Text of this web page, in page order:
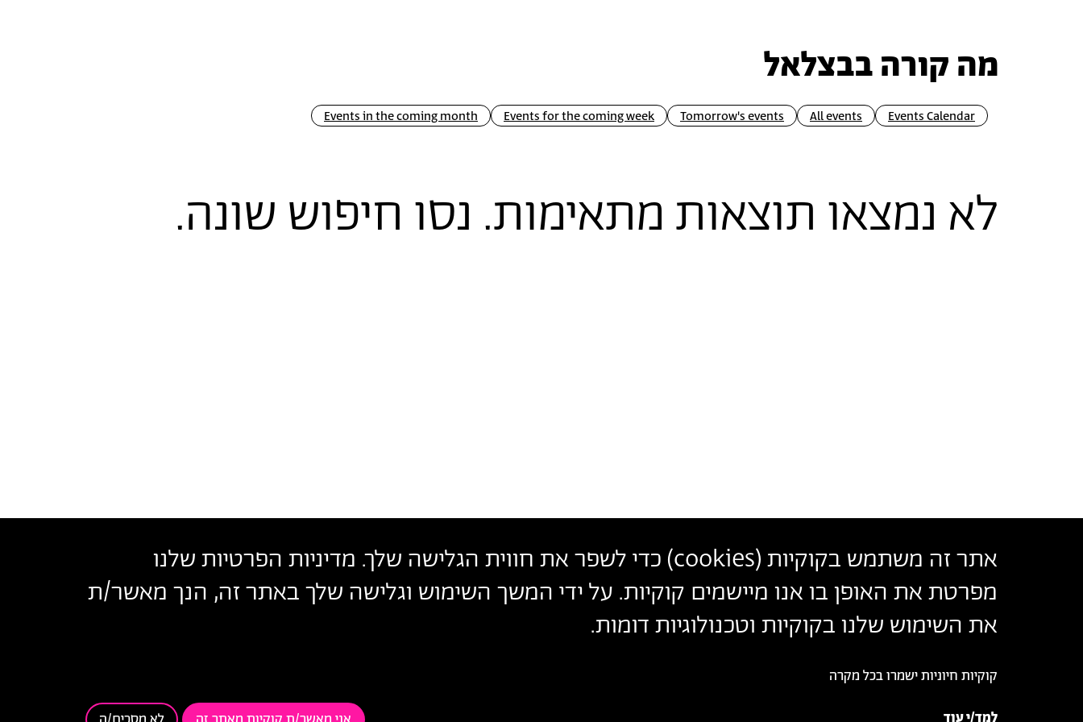
אתר זה משתמש בקוקיות (cookies) כדי לשפר את חווית הגלישה שלך. מדיניות הפרטיות שלנו
מפרטת את האופן בו אנו מיישמים קוקיות. על ידי המשך השימוש וגלישה שלך באתר זה, הנך מאשר/ת
את השימוש שלנו בקוקיות וטכנולוגיות דומות.
קוקיות חיוניות ישמרו בכל מקרה
למד/י עוד
מה קורה בבצלאל
Events Calendar
All events
Tomorrow's events
Events for the coming week
Events in the coming month
לא נמצאו תוצאות מתאימות. נסו חיפוש שונה.
בצלאל אקדמיה לאמנות ועיצוב ירושלים
أكاديمية بتسلئيل للفنون والتصميم القدس
פרטי
יצירת
קשר
צרו קשר
עקבו אחרינו
הצטרפו לניוזלטר שלנו
© 2026 בצלאל אקדמיה לאמנות ועיצוב ירושלים תנאי שימוש